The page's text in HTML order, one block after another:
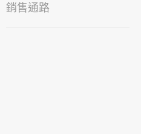
銷售通路